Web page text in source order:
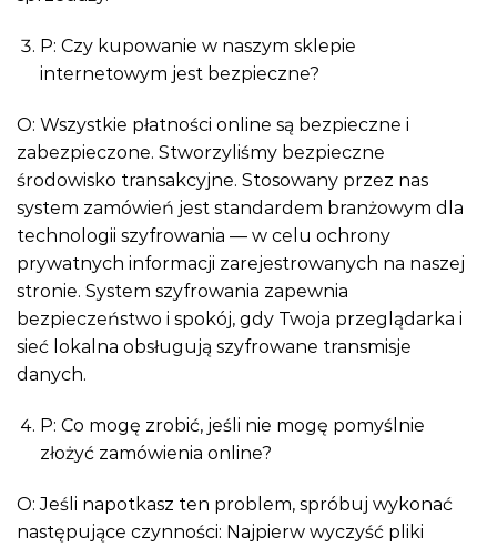
P: Czy kupowanie w naszym sklepie
internetowym jest bezpieczne?
O: Wszystkie płatności online są bezpieczne i
zabezpieczone. Stworzyliśmy bezpieczne
środowisko transakcyjne. Stosowany przez nas
system zamówień jest standardem branżowym dla
technologii szyfrowania — w celu ochrony
prywatnych informacji zarejestrowanych na naszej
stronie. System szyfrowania zapewnia
bezpieczeństwo i spokój, gdy Twoja przeglądarka i
sieć lokalna obsługują szyfrowane transmisje
danych.
P: Co mogę zrobić, jeśli nie mogę pomyślnie
złożyć zamówienia online?
O: Jeśli napotkasz ten problem, spróbuj wykonać
następujące czynności: Najpierw wyczyść pliki